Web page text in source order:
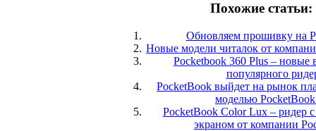
Похожие статьи:
Обновляем прошивку на
Новые модели читалок от
Pocketbook 360 Plus – новые
популярного
PocketBook выйдет на рынок
моделью
PocketBook Color Lux – ридер
экраном от компании